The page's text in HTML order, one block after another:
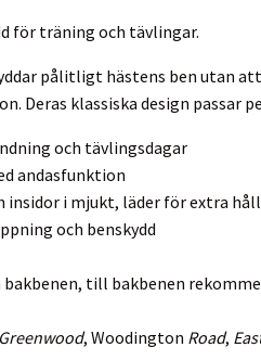
för träning och tävlingar.
pålitligt hästens ben utan
Deras klassiska design passar
och tävlingsdagar
andasfunktion
insidor i mjukt, läder för extra
och benskydd
till bakbenen
Greenwood, Woodington Road,